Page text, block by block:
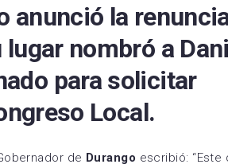
anunció la
nombró a
para solicitar
Local.
de Durango escribió: “Este